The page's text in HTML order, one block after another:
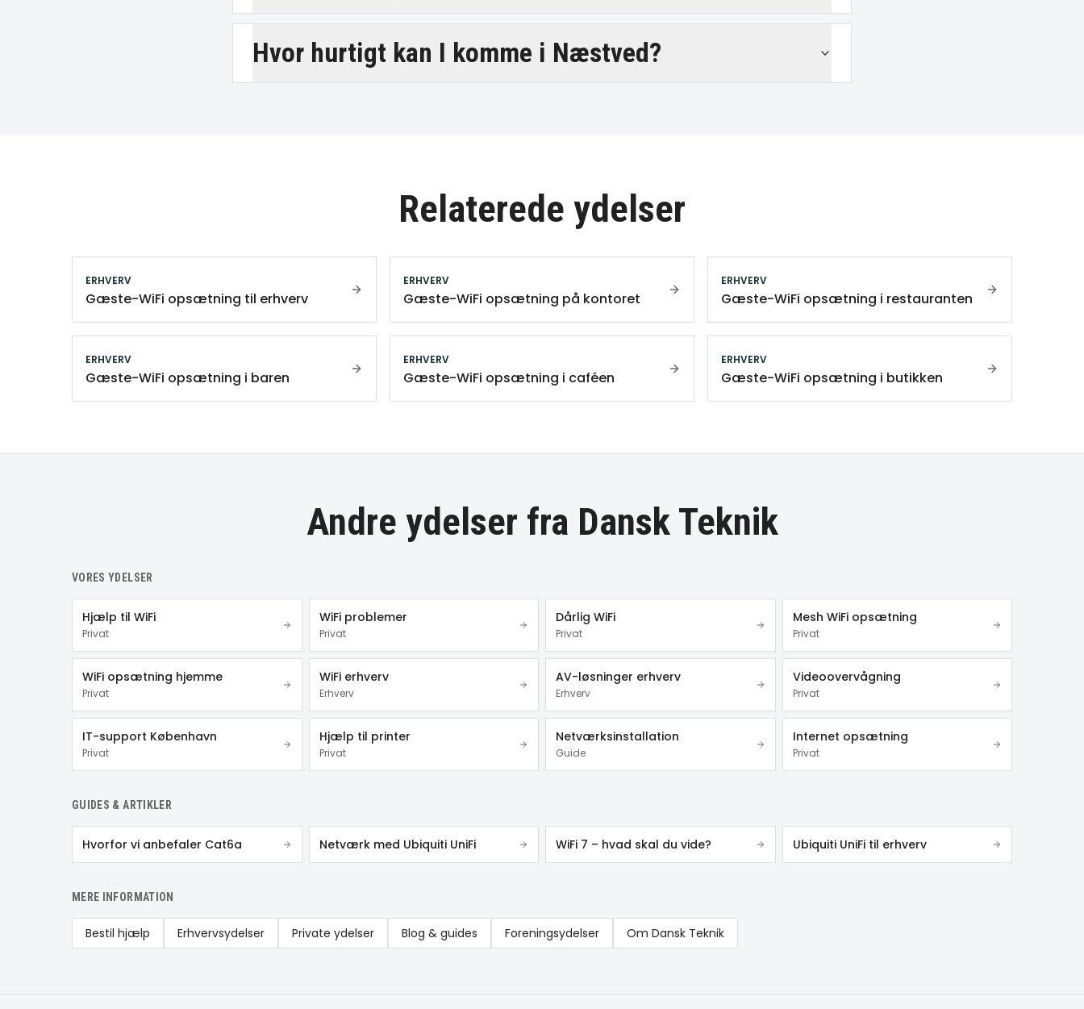
Hvor hurtigt kan I komme i Næstved?
Relaterede ydelser
ERHVERV
Gæste-WiFi opsætning til erhverv
ERHVERV
Gæste-WiFi opsætning på kontoret
ERHVERV
Gæste-WiFi opsætning i restauranten
ERHVERV
Gæste-WiFi opsætning i baren
ERHVERV
Gæste-WiFi opsætning i caféen
ERHVERV
Gæste-WiFi opsætning i butikken
Andre ydelser fra Dansk Teknik
VORES YDELSER
Hjælp til WiFi
Privat
WiFi problemer
Privat
Dårlig WiFi
Privat
Mesh WiFi opsætning
Privat
WiFi opsætning hjemme
Privat
WiFi erhverv
Erhverv
AV-løsninger erhverv
Erhverv
Videoovervågning
Privat
IT-support København
Privat
Hjælp til printer
Privat
Netværksinstallation
Guide
Internet opsætning
Privat
GUIDES & ARTIKLER
Hvorfor vi anbefaler Cat6a Netværk med Ubiquiti UniFi WiFi 7 – hvad skal du vide? Ubiquiti UniFi til erhverv
MERE INFORMATION
Bestil hjælp Erhvervsydelser Private ydelser Blog & guides Foreningsydelser Om Dansk Teknik